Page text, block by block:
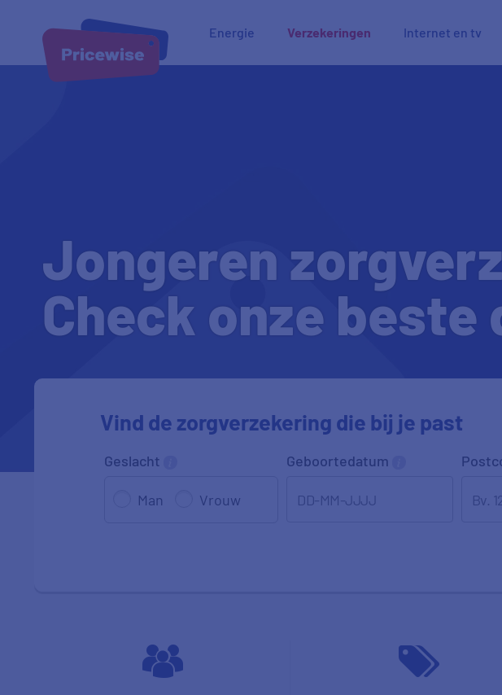
Energie Verzekeringen Internet en tv
Jongeren
Check onze beste
Vind de zorgverzekering die bij je past
Geslacht
Man Vrouw
Geboortedatum
DD-MM-JJJJ